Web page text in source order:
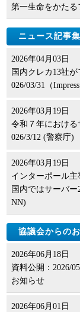
第一生命をかたる
ニュース記事集
2026年04月03日
国内クレカ13社
026/03/31（Impress
2026年03月19日
令和７年におけ
026/3/12 (警察庁)
2026年03月19日
インターポール
国内ではサーバ
NN)
協議会からの
2026年06月18日
資料公開：2026/
お知らせ
2026年06月01日